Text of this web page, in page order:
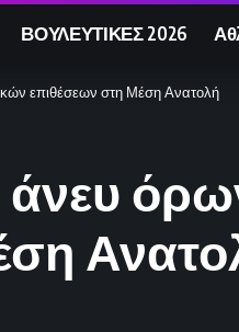
ΒΟΥΛΕΥΤΙΚΕΣ 2026
επιθέσεων στη Μέση Ανατολή
άνευ